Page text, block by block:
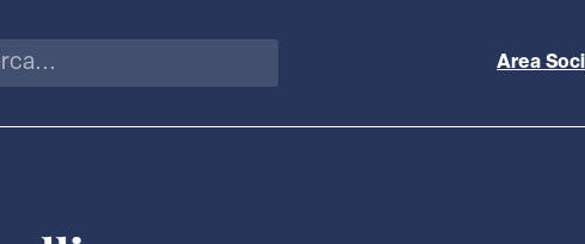
Area Soci